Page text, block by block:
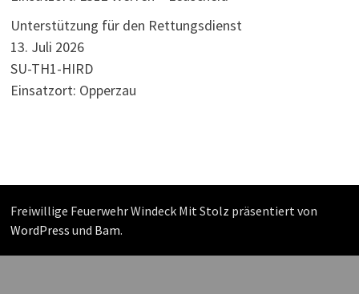
Unterstützung für den Rettungsdienst
13. Juli 2026
SU-TH1-HIRD
Einsatzort: Opperzau
Freiwillige Feuerwehr Windeck Mit Stolz präsentiert von
WordPress und Bam.